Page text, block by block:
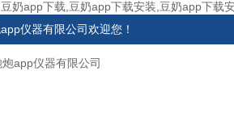
奶app下载,豆奶app下载安装,豆奶app下载
仪器有限公司欢迎您！